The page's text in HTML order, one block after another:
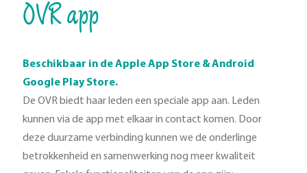
OVR app
Beschikbaar in de Apple App Store & Android
Google Play Store.
De OVR biedt haar leden een speciale app aan. Leden
kunnen via de app met elkaar in contact komen. Door
deze duurzame verbinding kunnen we de onderlinge
betrokkenheid en samenwerking nog meer kwaliteit